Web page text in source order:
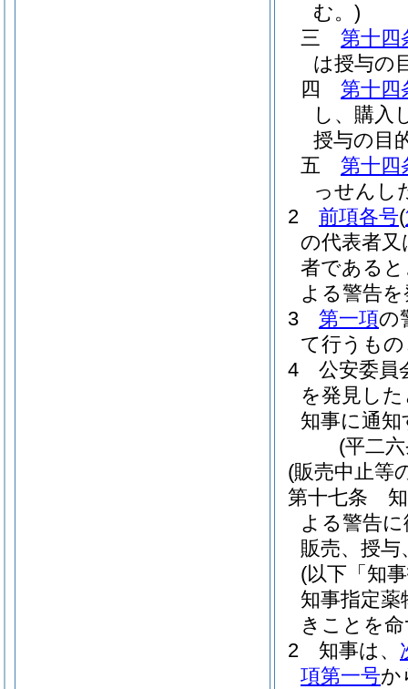
む。)
三
第十四
は授与の
四
第十四
し、購入
授与の目
五
第十四
っせんし
2
前項各号(
の代表者
者である
よる警告
3
第一項の
て行うも
4
公安委員
を発見し
知事に通
(平二
(販売中止等
第十七条
よる警告
販売、授
(以下「知
知事指定
きことを
2
知事は、
項第一号か